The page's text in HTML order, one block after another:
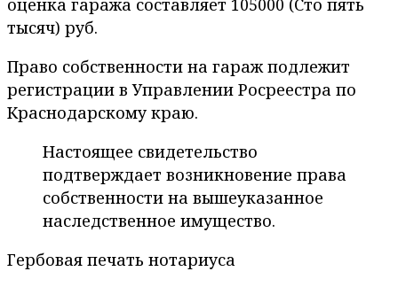
оценка гаража составляет 105000 (Сто пять
тысяч) руб.
Право собственности на гараж подлежит
регистрации в Управлении Росреестра по
Краснодарскому краю.
Настоящее свидетельство
подтверждает возникновение права
собственности на вышеуказанное
наследственное имущество.
Гербовая печать нотариуса